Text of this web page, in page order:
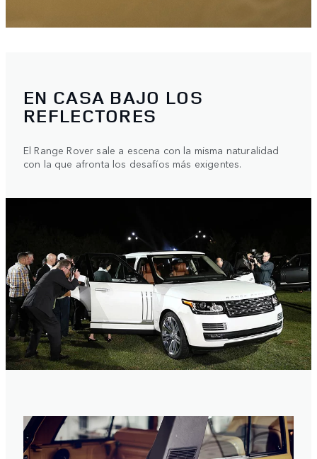
EN CASA BAJO LOS
REFLECTORES
El Range Rover sale a escena con la misma naturalidad
con la que afronta los desafíos más exigentes.